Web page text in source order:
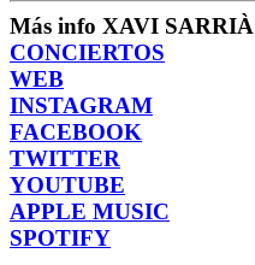
Más info XAVI SARRIÀ
CONCIERTOS
WEB
INSTAGRAM
FACEBOOK
TWITTER
YOUTUBE
APPLE MUSIC
SPOTIFY